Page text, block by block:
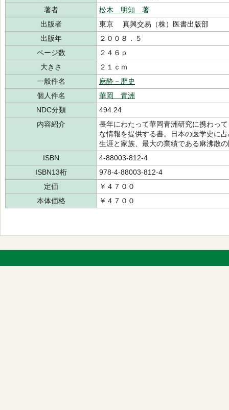
著者
松木 明知 著
出版者
東京 真興交易（株）医書出版部
出版年
２００８．５
ページ数
２４６ｐ
大きさ
２１ｃｍ
一般件名
麻酔－歴史
個人件名
華岡 青洲
NDC分類
494.24
内容紹介
長年にわたって華岡青洲研究に携わっ
な情報を提供する書。日本の医学史に
生涯と家族、最大の業績である麻沸散
ISBN
4-88003-812-4
ISBN13桁
978-4-88003-812-4
定価
￥４７００
本体価格
￥４７００